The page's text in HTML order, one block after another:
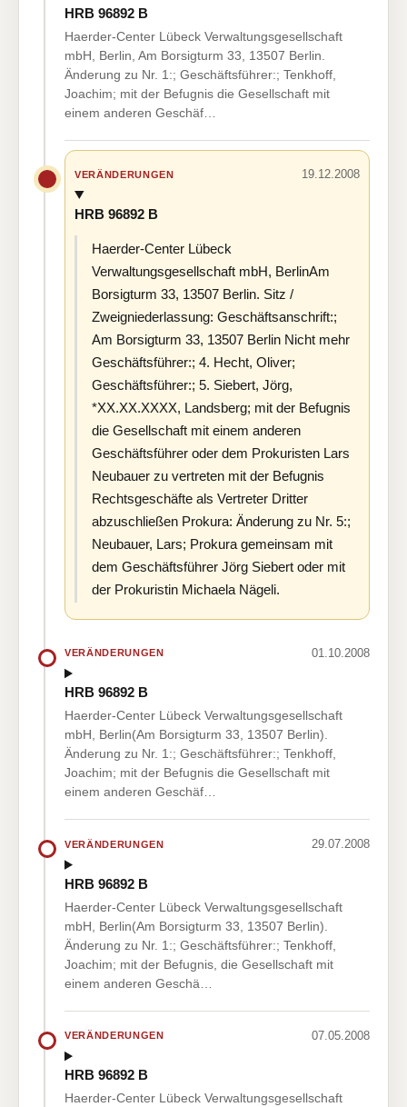
HRB 96892 B
Haerder-Center Lübeck Verwaltungsgesellschaft
mbH, Berlin, Am Borsigturm 33, 13507 Berlin.
Änderung zu Nr. 1:; Geschäftsführer:; Tenkhoff,
Joachim; mit der Befugnis die Gesellschaft mit
einem anderen Geschäf…
VERÄNDERUNGEN 19.12.2008
HRB 96892 B
Haerder-Center Lübeck
Verwaltungsgesellschaft mbH, BerlinAm
Borsigturm 33, 13507 Berlin. Sitz /
Zweigniederlassung: Geschäftsanschrift:;
Am Borsigturm 33, 13507 Berlin Nicht mehr
Geschäftsführer:; 4. Hecht, Oliver;
Geschäftsführer:; 5. Siebert, Jörg,
*XX.XX.XXXX, Landsberg; mit der Befugnis
die Gesellschaft mit einem anderen
Geschäftsführer oder dem Prokuristen Lars
Neubauer zu vertreten mit der Befugnis
Rechtsgeschäfte als Vertreter Dritter
abzuschließen Prokura: Änderung zu Nr. 5:;
Neubauer, Lars; Prokura gemeinsam mit
dem Geschäftsführer Jörg Siebert oder mit
der Prokuristin Michaela Nägeli.
VERÄNDERUNGEN 01.10.2008
HRB 96892 B
Haerder-Center Lübeck Verwaltungsgesellschaft
mbH, Berlin(Am Borsigturm 33, 13507 Berlin).
Änderung zu Nr. 1:; Geschäftsführer:; Tenkhoff,
Joachim; mit der Befugnis die Gesellschaft mit
einem anderen Geschäf…
VERÄNDERUNGEN 29.07.2008
HRB 96892 B
Haerder-Center Lübeck Verwaltungsgesellschaft
mbH, Berlin(Am Borsigturm 33, 13507 Berlin).
Änderung zu Nr. 1:; Geschäftsführer:; Tenkhoff,
Joachim; mit der Befugnis, die Gesellschaft mit
einem anderen Geschä…
VERÄNDERUNGEN 07.05.2008
HRB 96892 B
Haerder-Center Lübeck Verwaltungsgesellschaft